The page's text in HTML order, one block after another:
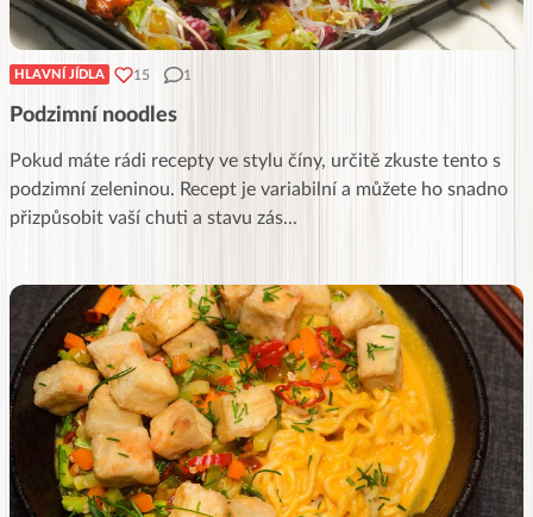
HLAVNÍ JÍDLA 15 1
Podzimní noodles
Pokud máte rádi recepty ve stylu číny, určitě zkuste tento s
podzimní zeleninou. Recept je variabilní a můžete ho snadno
přizpůsobit vaší chuti a stavu zás...